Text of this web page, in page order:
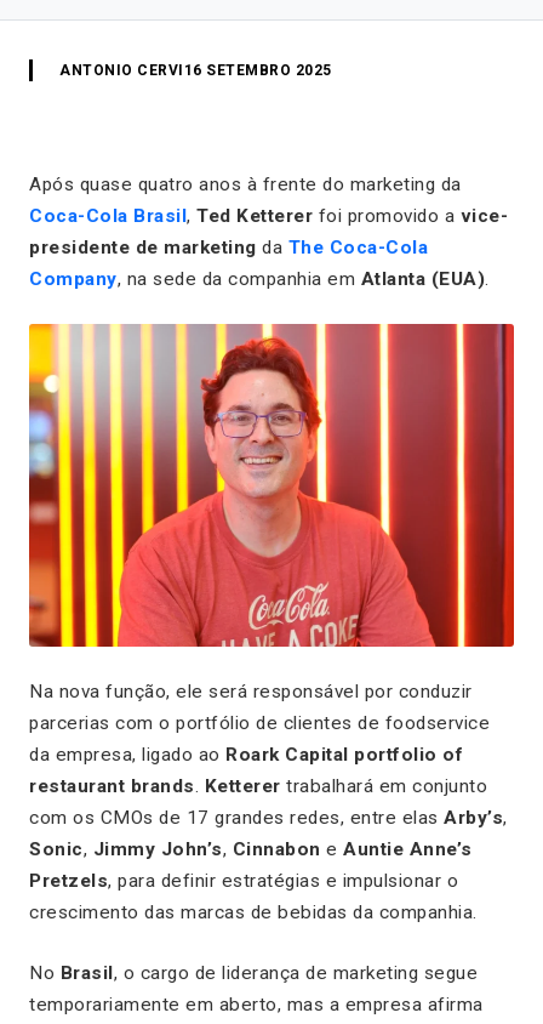
ANTONIO CERVI 16 SETEMBRO 2025
Após quase quatro anos à frente do marketing da
Coca-Cola Brasil, Ted Ketterer foi promovido a vice-
presidente de marketing da The Coca-Cola
Company, na sede da companhia em Atlanta (EUA).
Na nova função, ele será responsável por conduzir
parcerias com o portfólio de clientes de foodservice
da empresa, ligado ao Roark Capital portfolio of
restaurant brands. Ketterer trabalhará em conjunto
com os CMOs de 17 grandes redes, entre elas Arby’s,
Sonic, Jimmy John’s, Cinnabon e Auntie Anne’s
Pretzels, para definir estratégias e impulsionar o
crescimento das marcas de bebidas da companhia.
No Brasil, o cargo de liderança de marketing segue
temporariamente em aberto, mas a empresa afirma